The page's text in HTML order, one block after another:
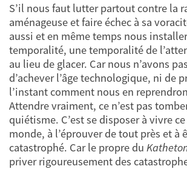
S’il nous faut lutter partout contre la
aménageuse et faire échec à sa
aussi et en même temps nous
temporalité, une temporalité de
au lieu de glacer. Car nous n’avons
d’achever l’âge technologique, ni de
l’instant comment nous en
Attendre vraiment, ce n’est pas
quiétisme. C’est se disposer à vivre
monde, à l’éprouver de tout près et à
catastrophé. Car le propre du
priver rigoureusement des